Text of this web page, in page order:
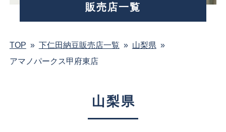
販売店一覧
TOP » 下仁田納豆販売店一覧 » 山梨県 »
アマノパークス甲府東店
山梨県